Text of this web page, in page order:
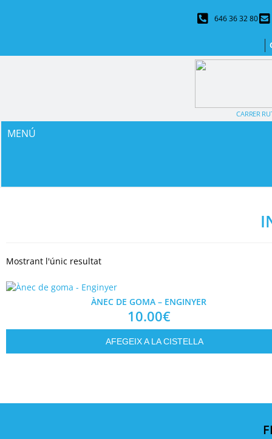
646 36 32 80
CARRER
MENÚ
Mostrant l'únic resultat
ÀNEC DE GOMA – ENGINYER
10.00€
AFEGEIX A LA CISTELLA